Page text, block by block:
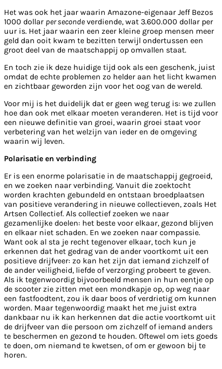
Het was ook het jaar waarin Amazone-eigenaar Jeff Bezos
1000 dollar per seconde verdiende, wat 3.600.000 dollar per
uur is. Het jaar waarin een zeer kleine groep mensen meer
geld dan ooit kwam te bezitten terwijl ondertussen een
groot deel van de maatschappij op omvallen staat.
En toch zie ik deze huidige tijd ook als een geschenk, juist
omdat de echte problemen zo helder aan het licht kwamen
en zichtbaar geworden zijn voor het oog van de wereld.
Voor mij is het duidelijk dat er geen weg terug is: we zullen
hoe dan ook met elkaar moeten veranderen. Het is tijd voor
een nieuwe definitie van groei, waarin groei staat voor
verbetering van het welzijn van ieder en de omgeving
waarin wij leven.
Polarisatie en verbinding
Er is een enorme polarisatie in de maatschappij gegroeid,
en we zoeken naar verbinding. Vanuit die zoektocht
worden krachten gebundeld en ontstaan broedplaatsen
van positieve verandering in nieuwe collectieven, zoals Het
Artsen Collectief. Als collectief zoeken we naar
gezamenlijke doelen: het beste voor elkaar, gezond blijven
en elkaar niet schaden. En we zoeken naar compassie.
Want ook al sta je recht tegenover elkaar, toch kun je
erkennen dat het gedrag van de ander voortkomt uit een
positieve drijfveer: zo kan het zijn dat iemand zichzelf of
de ander veiligheid, liefde of verzorging probeert te geven.
Als ik tegenwoordig bijvoorbeeld mensen in hun eentje op
de scooter zie zitten met een mondkapje op, op weg naar
een fastfoodtent, zou ik daar boos of verdrietig om kunnen
worden. Maar tegenwoordig maakt het me juist extra
dankbaar nu ik kan herkennen dat die actie voortkomt uit
de drijfveer van die persoon om zichzelf of iemand anders
te beschermen en gezond te houden. Oftewel om iets goeds
te doen, om niemand te kwetsen, of om er gewoon bij te
horen.